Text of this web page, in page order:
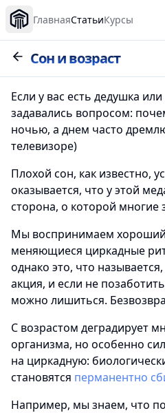
ГлавнаяСтатьиКурсы
Сон и возраст
Если у вас есть дедушка
задавались вопросом:
ночью, а днем часто
телевизоре)
Плохой сон, как известно,
оказывается, что у этой
сторона, о которой многие
Мы воспринимаем хороший
меняющиеся циркадные
однако это, что
акция, и если не
можно лишиться.
С возрастом деградирует
организма, но особенно
на циркадную:
становятся перманентно
Например, мы знаем, что